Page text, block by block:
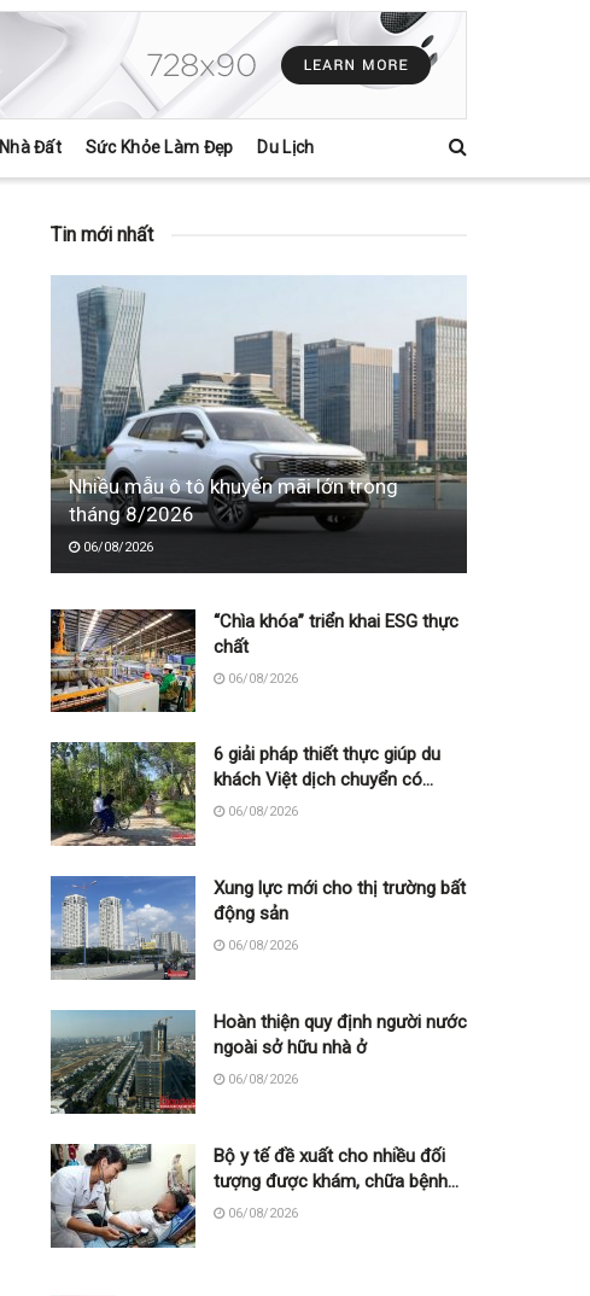
Nhà Đất Sức Khỏe Làm Đẹp Du Lịch
Tin mới nhất
Nhiều mẫu ô tô khuyến mãi lớn trong
tháng 8/2026
06/08/2026
“Chìa khóa” triển khai ESG thực
chất
06/08/2026
6 giải pháp thiết thực giúp du
khách Việt dịch chuyển có
trách nhiệm
06/08/2026
Xung lực mới cho thị trường bất
động sản
06/08/2026
Hoàn thiện quy định người nước
ngoài sở hữu nhà ở
06/08/2026
Bộ y tế đề xuất cho nhiều đối
tượng được khám, chữa bệnh
tại nhà, bảo hiểm y tế chi trả
06/08/2026